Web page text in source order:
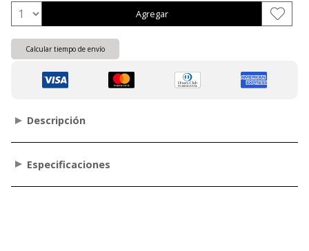
Agregar
Calcular tiempo de envío
Descripción
Especificaciones